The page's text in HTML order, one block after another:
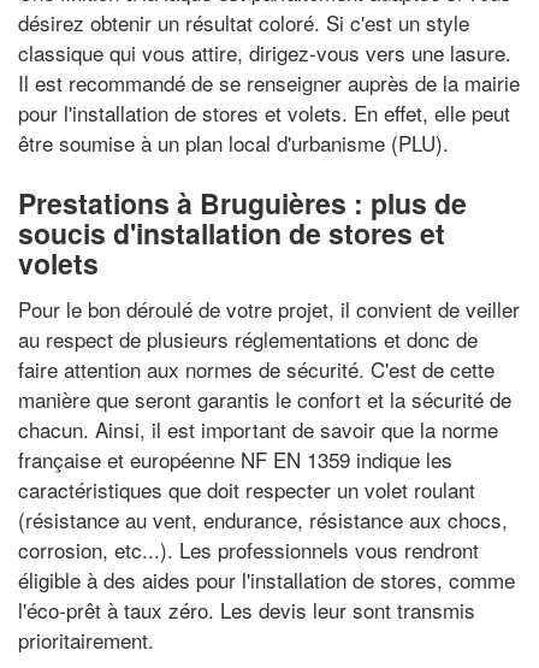
désirez obtenir un résultat coloré. Si c'est un style
classique qui vous attire, dirigez-vous vers une lasure.
Il est recommandé de se renseigner auprès de la mairie
pour l'installation de stores et volets. En effet, elle peut
être soumise à un plan local d'urbanisme (PLU).
Prestations à Bruguières : plus de
soucis d'installation de stores et
volets
Pour le bon déroulé de votre projet, il convient de veiller
au respect de plusieurs réglementations et donc de
faire attention aux normes de sécurité. C'est de cette
manière que seront garantis le confort et la sécurité de
chacun. Ainsi, il est important de savoir que la norme
française et européenne NF EN 1359 indique les
caractéristiques que doit respecter un volet roulant
(résistance au vent, endurance, résistance aux chocs,
corrosion, etc...). Les professionnels vous rendront
éligible à des aides pour l'installation de stores, comme
l'éco-prêt à taux zéro. Les devis leur sont transmis
prioritairement.